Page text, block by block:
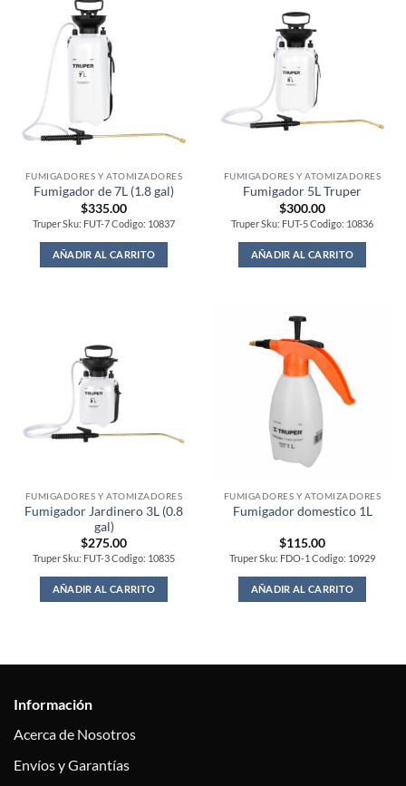
FUMIGADORES Y ATOMIZADORES
Fumigador de 7L (1.8 gal)
$335.00
Truper Sku: FUT-7 Codigo: 10837
AÑADIR AL CARRITO
FUMIGADORES Y ATOMIZADORES
Fumigador 5L Truper
$300.00
Truper Sku: FUT-5 Codigo: 10836
AÑADIR AL CARRITO
FUMIGADORES Y ATOMIZADORES
Fumigador Jardinero 3L (0.8
gal)
$275.00
Truper Sku: FUT-3 Codigo: 10835
AÑADIR AL CARRITO
FUMIGADORES Y ATOMIZADORES
Fumigador domestico 1L
$115.00
Truper Sku: FDO-1 Codigo: 10929
AÑADIR AL CARRITO
Información
Acerca de Nosotros
Envíos y Garantías